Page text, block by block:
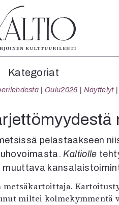
Lehdet
4/2026
1/2026
6/2025
5/2025 saame
5/2025
Lehtiarkisto
Kategoriat
Oulu2026 Näyttelyt
pelastaakseen
Kaltiolle
miltei kolmekymmentä